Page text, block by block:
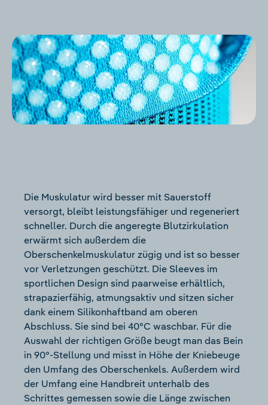
Die Muskulatur wird besser mit Sauerstoff
versorgt, bleibt leistungsfähiger und regeneriert
schneller. Durch die angeregte Blutzirkulation
erwärmt sich außerdem die
Oberschenkelmuskulatur zügig und ist so besser
vor Verletzungen geschützt. Die Sleeves im
sportlichen Design sind paarweise erhältlich,
strapazierfähig, atmungsaktiv und sitzen sicher
dank einem Silikonhaftband am oberen
Abschluss. Sie sind bei 40°C waschbar. Für die
Auswahl der richtigen Größe beugt man das Bein
in 90°-Stellung und misst in Höhe der Kniebeuge
den Umfang des Oberschenkels. Außerdem wird
der Umfang eine Handbreit unterhalb des
Schrittes gemessen sowie die Länge zwischen